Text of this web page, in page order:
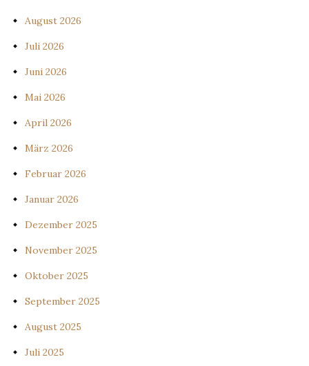
August 2026
Juli 2026
Juni 2026
Mai 2026
April 2026
März 2026
Februar 2026
Januar 2026
Dezember 2025
November 2025
Oktober 2025
September 2025
August 2025
Juli 2025